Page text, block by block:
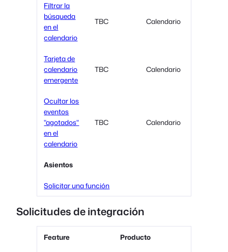
Filtrar la
búsqueda
en el
calendario
TBC Calendario
Tarjeta de
calendario
emergente
TBC Calendario
Ocultar los
eventos
"agotados"
en el
calendario
TBC Calendario
Asientos
Solicitar una función
Solicitudes de integración
Feature Producto